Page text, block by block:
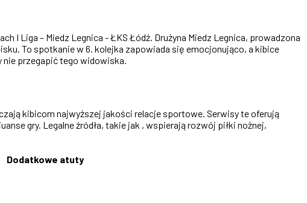
I Liga – Miedz Legnica - ŁKS Łódź. Drużyna Miedz Legnica, prowadzona
To spotkanie w 6. kolejka zapowiada się emocjonująco, a kibice
nie przegapić tego widowiska.
kibicom najwyższej jakości relacje sportowe. Serwisy te oferują
gry. Legalne źródła, takie jak , wspierają rozwój piłki nożnej,
Dodatkowe atuty